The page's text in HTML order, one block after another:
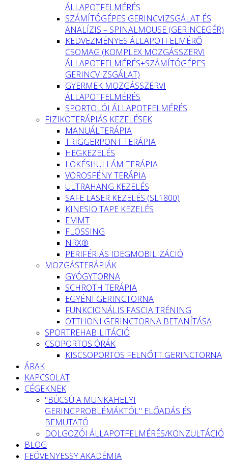
ÁLLAPOTFELMÉRÉS
SZÁMÍTÓGÉPES GERINCVIZSGÁLAT ÉS
ANALÍZIS – SPINALMOUSE (GERINCEGÉR)
KEDVEZMÉNYES ÁLLAPOTFELMÉRŐ
CSOMAG (KOMPLEX MOZGÁSSZERVI
ÁLLAPOTFELMÉRÉS+SZÁMÍTÓGÉPES
GERINCVIZSGÁLAT)
GYERMEK MOZGÁSSZERVI
ÁLLAPOTFELMÉRÉS
SPORTOLÓI ÁLLAPOTFELMÉRÉS
FIZIKOTERÁPIÁS KEZELÉSEK
MANUÁLTERÁPIA
TRIGGERPONT TERÁPIA
HEGKEZELÉS
LÖKÉSHULLÁM TERÁPIA
VÖRÖSFÉNY TERÁPIA
ULTRAHANG KEZELÉS
SAFE LASER KEZELÉS (SL1800)
KINESIO TAPE KEZELÉS
EMMT
FLOSSING
NRX®
PERIFÉRIÁS IDEGMOBILIZÁCIÓ
MOZGÁSTERÁPIÁK
GYÓGYTORNA
SCHROTH TERÁPIA
EGYÉNI GERINCTORNA
FUNKCIONÁLIS FASCIA TRÉNING
OTTHONI GERINCTORNA BETANÍTÁSA
SPORTREHABILITÁCIÓ
CSOPORTOS ÓRÁK
KISCSOPORTOS FELNŐTT GERINCTORNA
ÁRAK
KAPCSOLAT
CÉGEKNEK
"BÚCSÚ A MUNKAHELYI
GERINCPROBLÉMÁKTÓL" ELŐADÁS ÉS
BEMUTATÓ
DOLGOZÓI ÁLLAPOTFELMÉRÉS/KONZULTÁCIÓ
BLOG
FEÖVENYESSY AKADÉMIA